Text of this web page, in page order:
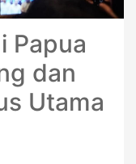
Papua
dan
Utama